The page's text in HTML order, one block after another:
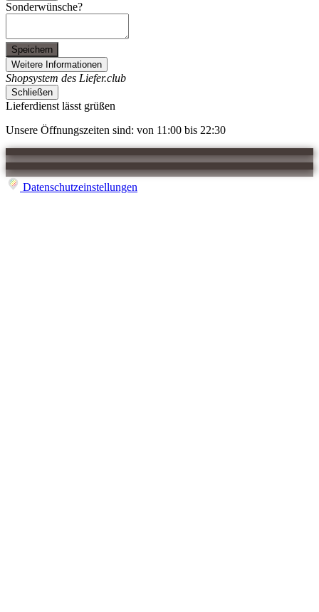
Sonderwünsche?
Speichern
Weitere Informationen
Shopsystem des Liefer.club
Schließen
Lieferdienst lässt grüßen
Unsere Öffnungszeiten sind: von 11:00 bis 22:30
Datenschutzeinstellungen